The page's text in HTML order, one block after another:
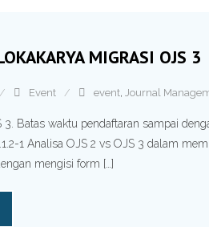
MIGRASI OJS 3
Event event, Journal
3. Batas waktu pendaftaran sampai
1 Analisa OJS 2 vs OJS 3 dalam
mengisi form […]